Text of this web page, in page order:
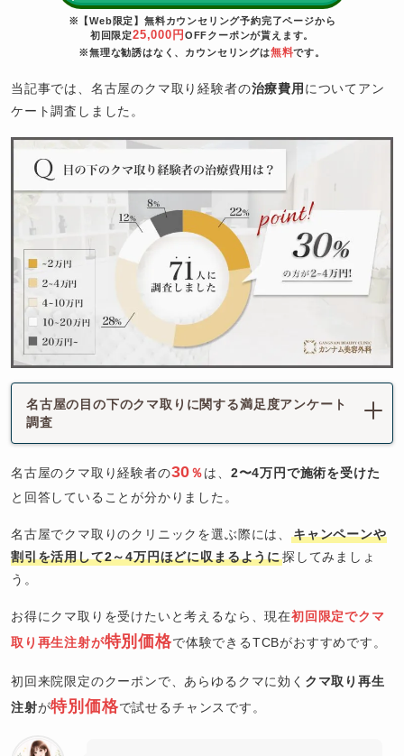
※【Web限定】無料カウンセリング予約完了ページから
初回限定25,000円 OFFクーポンが貰えます。
※無理な勧誘はなく、カウンセリングは無料です。
当記事では、名古屋のクマ取り経験者の治療費用 についてアン
ケート調査しました。
名古屋の目の下のクマ取りに関する満足度アンケート
調査
名古屋のクマ取り経験者の30％は、 2〜4万円で施術を受けた
と回答していることが分かりました。
名古屋でクマ取りのクリニックを選ぶ際には、
キャンペーンや
割引を活用して2～4万円ほどに収まるように探してみましょ
う。
お得にクマ取りを受けたいと考えるなら、現在初回限定でクマ
取り再生注射が特別価格で体験できるTCBがおすすめです。
初回来院限定のクーポンで、あらゆるクマに効く クマ取り再生
注射が特別価格で試せるチャンスです。